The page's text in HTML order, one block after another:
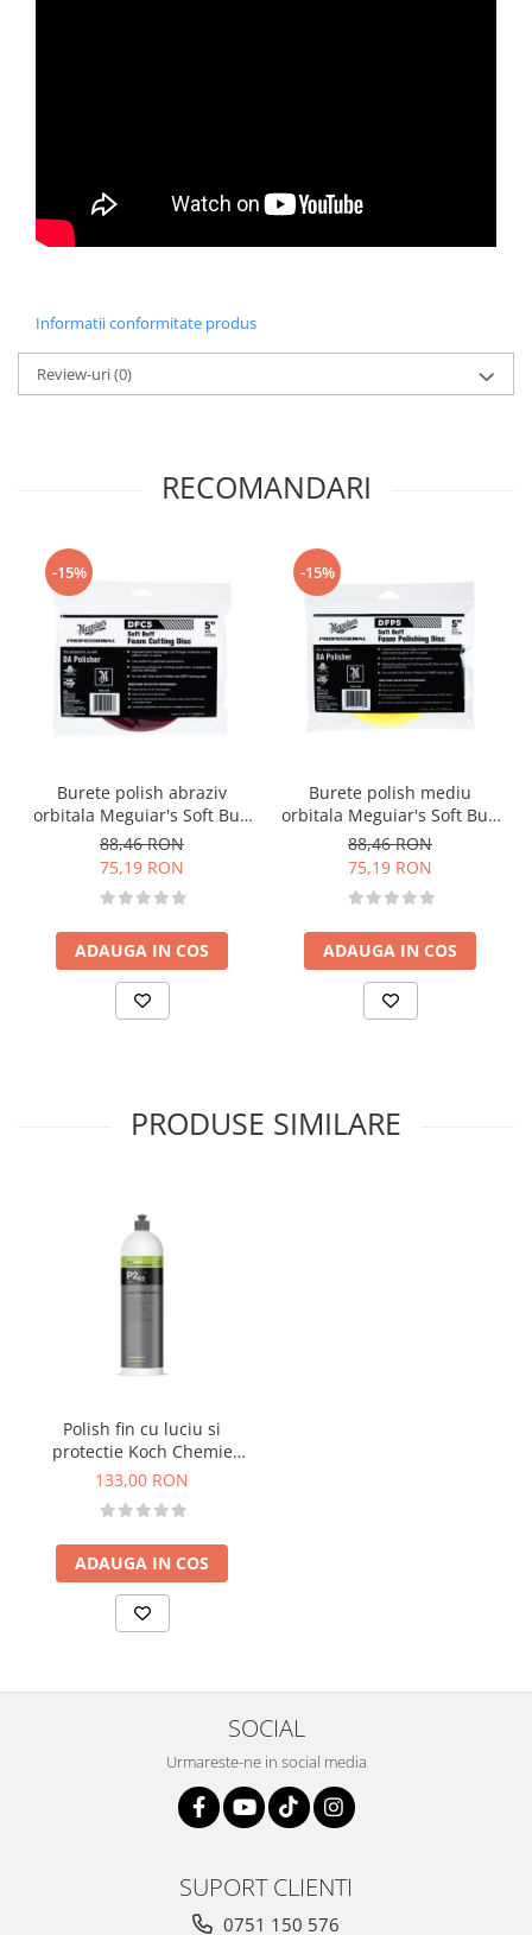
Informatii conformitate produs
Review-uri(0)
RECOMANDARI
-15%
Burete polish abraziv
orbitala Meguiar's Soft Buff
DA Foam Cutting Disc,
grena, 127mm
88,46 RON
75,19 RON
ADAUGA IN COS
-15%
Burete polish mediu
orbitala Meguiar's Soft Buff
DA Foam Polishing Disc,
galben, 127mm
88,46 RON
75,19 RON
ADAUGA IN COS
PRODUSE SIMILARE
Polish fin cu luciu si
protectie Koch Chemie
Lack-Polish violett, P2.03, 1L
133,00 RON
ADAUGA IN COS
SOCIAL
Urmareste-ne in social media
SUPORT CLIENTI
0751 150 576